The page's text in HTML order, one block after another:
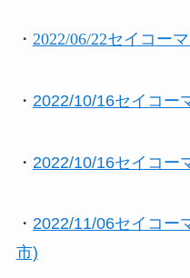
・ 2022/06/22セイコー
・ 2022/10/16セイコー
・ 2022/10/16セイコー
・ 2022/11/06セイコー
市)